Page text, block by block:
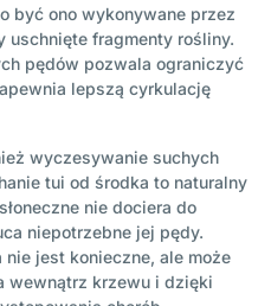
być ono wykonywane przez
uschnięte fragmenty rośliny.
pędów pozwala ograniczyć
lepszą cyrkulację
wyczesywanie suchych
tui od środka to naturalny
nie dociera do
niepotrzebne jej pędy.
jest konieczne, ale może
wewnątrz krzewu i dzięki